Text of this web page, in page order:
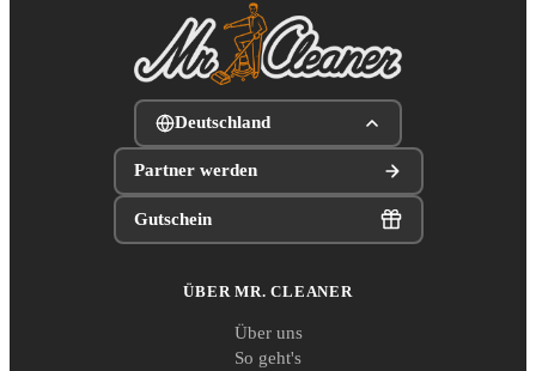
Deutschland
Partner werden
Gutschein
ÜBER MR. CLEANER
Über uns
So geht's